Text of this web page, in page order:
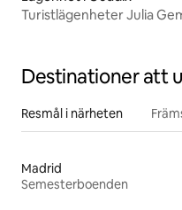
Turistlägenheter Julia
Destinationer att
Resmål i närheten
Madrid
Semesterboenden